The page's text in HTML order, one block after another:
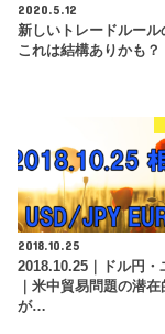
2020.5.12
新しいトレードルール
これは結構ありかも？
2018.10.25
2018.10.25｜ドル円・
｜米中貿易問題の潜
が…